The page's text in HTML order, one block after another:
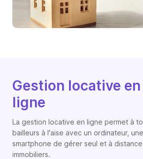
Gestion locative en
ligne
La gestion locative en ligne permet à
bailleurs à l'aise avec un ordinateur,
smartphone de gérer seul et à
immobiliers.